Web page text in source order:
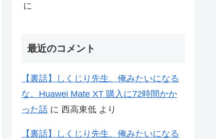
に
最近のコメント
【裏話】しくじり先生、俺みたいになる
な。Huawei Mate XT 購入に72時間かか
った話 に 西高東低 より
【裏話】しくじり先生、俺みたいになる